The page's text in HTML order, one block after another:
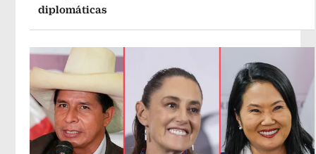
diplomáticas